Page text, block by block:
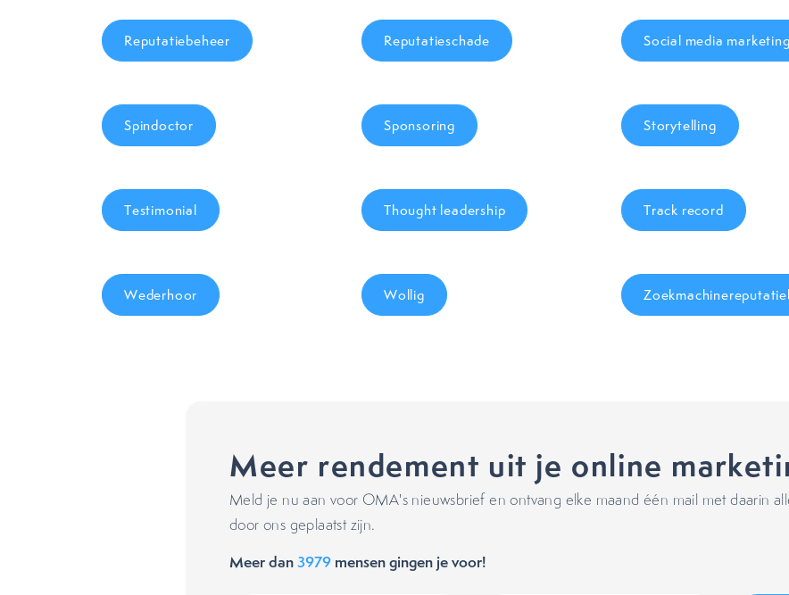
Reputatiebeheer Reputatieschade Social media marketing
Spindoctor Sponsoring Storytelling
Testimonial Thought leadership Track record
Wederhoor Wollig
Meer rendement uit je online
Meld je nu aan voor OMA's nieuwsbrief en ontvang elke maand één mail met daarin
door ons geplaatst zijn.
Meer dan3979 mensen gingen je voor!